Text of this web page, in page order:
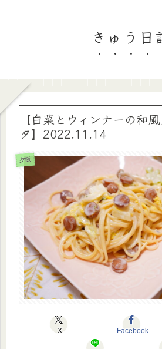
きゅう日
【白菜とウィンナーの和
タ】2022.11.14
夕飯
X Facebook